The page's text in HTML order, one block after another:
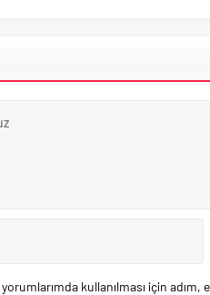
kullanılması için